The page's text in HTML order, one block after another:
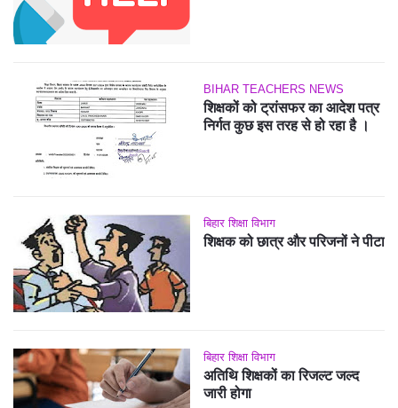
BIHAR TEACHERS NEWS
शिक्षकों को ट्रांसफर का आदेश पत्र
निर्गत कुछ इस तरह से हो रहा है ।
बिहार शिक्षा विभाग
शिक्षक को छात्र और परिजनों ने पीटा
बिहार शिक्षा विभाग
अतिथि शिक्षकों का रिजल्ट जल्द
जारी होगा